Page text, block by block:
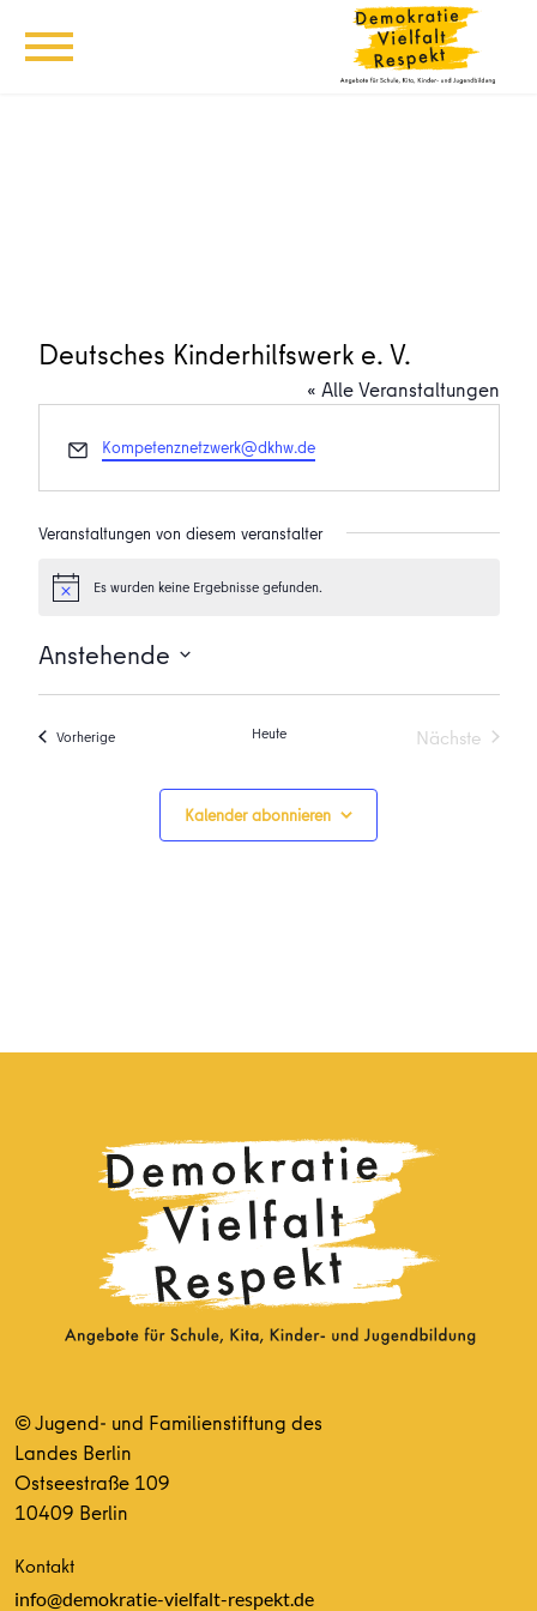
Deutsches Kinderhilfswerk e. V.
« Alle Veranstaltungen
Email
Kompetenznetzwerk@dkhw.de
Veranstaltungen von diesem veranstalter
HinweisEs wurden keine Ergebnisse gefunden.
Anstehende
Datum
VorherigeVeranstaltungen Heute
Nächste
Kalender abonnieren
© Jugend- und Familienstiftung des
Landes Berlin
Ostseestraße 109
10409 Berlin
Kontakt
info@demokratie-vielfalt-respekt.de